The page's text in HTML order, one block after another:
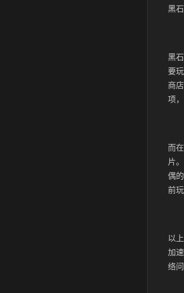
黑
黑
要
商
项
而
片
偶
前
以
加
络